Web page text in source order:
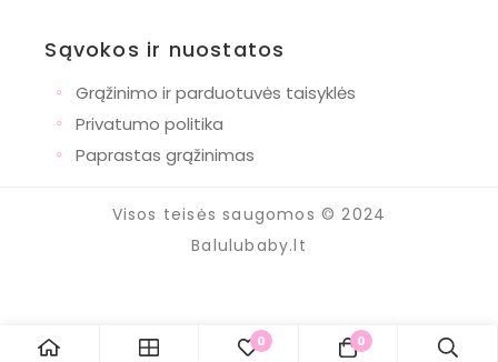
Sąvokos ir nuostatos
◦
Grąžinimo ir parduotuvės taisyklės
◦ Privatumo politika
◦ Paprastas grąžinimas
Visos teisės saugomos © 2024
Balulubaby.lt
0 0